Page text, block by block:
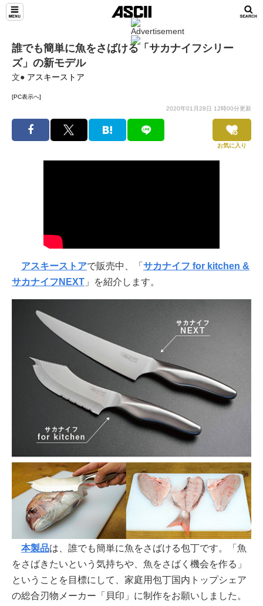
誰でも簡単に魚をさばける「サカナイフシリー
ズ」の新モデル
文● アスキーストア
[PC表示へ]
2020年01月28日 12時00分更新
お気に入り
アスキーストアで販売中、「 サカナイフ for kitchen &
サカナイフNEXT 」を紹介します。
本製品は、誰でも簡単に魚をさばける包丁です。「魚
をさばきたいという気持ちや、魚をさばく機会を作る」
ということを目標にして、家庭用包丁国内トップシェア
の総合刃物メーカー「貝印」に制作をお願いしました。